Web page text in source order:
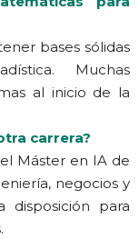
bases sólidas
Muchas
al inicio de la
carrera?
Máster en IA de
negocios y
disposición para